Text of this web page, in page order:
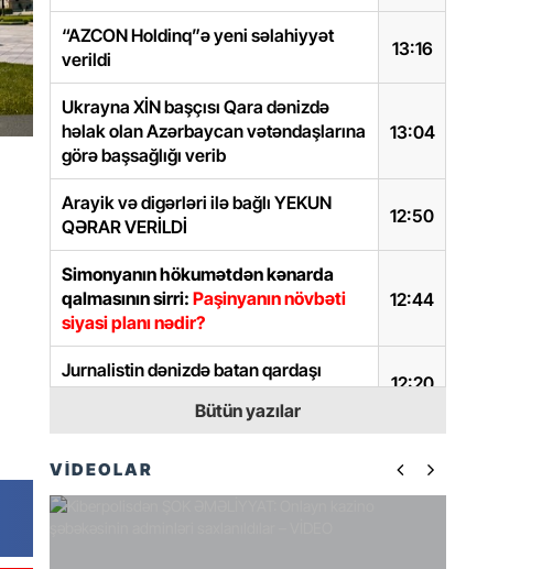
13:16
“AZCON Holdinq”ə yeni səlahiyyət
verildi
13:04
Ukrayna XİN başçısı Qara dənizdə
həlak olan Azərbaycan vətəndaşlarına
görə başsağlığı verib
12:50
Arayik və digərləri ilə bağlı YEKUN
QƏRAR VERİLDİ
12:44
Simonyanın hökumətdən kənarda
qalmasının sirri: Paşinyanın növbəti
siyasi planı nədir?
12:20
Jurnalistin dənizdə batan qardaşı
Azərin FOTOSU
“AİD Group”dakı fırıldaqda adı
Bütün yazılar
VİDEOLAR